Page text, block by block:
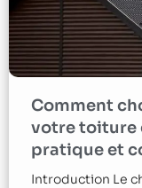
Comment
votre toiture
pratique et
Introduction Le